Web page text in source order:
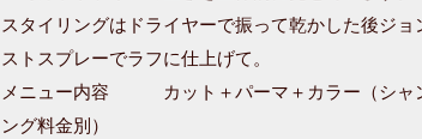
スタイリングはドライヤーで振って乾かした後ジョ
ストスプレーでラフに仕上げて。
メニュー内容 カット＋パーマ＋カラー（シャ
ング料金別）